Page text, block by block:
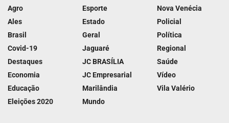
Agro
Ales
Brasil
Covid-19
Destaques
Economia
Educação
Eleições 2020
Esporte
Estado
Geral
Jaguaré
JC BRASÍLIA
JC Empresarial
Marilândia
Mundo
Nova Venécia
Policial
Política
Regional
Saúde
Vídeo
Vila Valério